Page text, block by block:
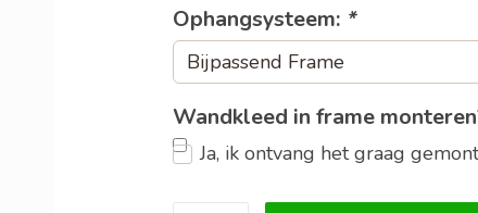
Ophangsysteem: *
Wandkleed in frame
Ja, ik ontvang het graag